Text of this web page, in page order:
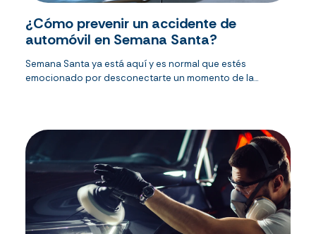
¿Cómo prevenir un accidente de
automóvil en Semana Santa?
Semana Santa ya está aquí y es normal que estés
emocionado por desconectarte un momento de la...